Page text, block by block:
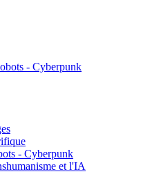
- Cyberpunk
- Cyberpunk
et l'IA